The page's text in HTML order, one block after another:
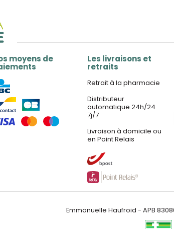
moyens de Les livraisons et
retraits
Retrait à la pharmacie
Distributeur
automatique 24h/24
7j/7
Livraison à domicile ou
en Point Relais
Emmanuelle Haufroid - APB